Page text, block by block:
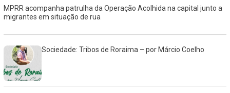
MPRR acompanha patrulha da Operação Acolhida na capital junto a
migrantes em situação de rua
Sociedade: Tribos de Roraima – por Márcio Coelho